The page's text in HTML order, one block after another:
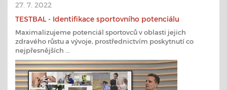
27. 7. 2022
TESTBAL - Identifikace sportovního potenciálu
Maximalizujeme potenciál sportovců v oblasti jejich
zdravého růstu a vývoje, prostřednictvím poskytnutí co
nejpřesnějších ...